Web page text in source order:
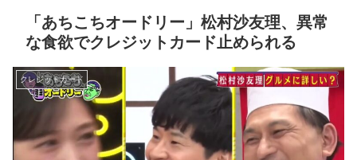
「あちこちオードリー」松村沙友理、異常
な食欲でクレジットカード止められる
クレジットカード